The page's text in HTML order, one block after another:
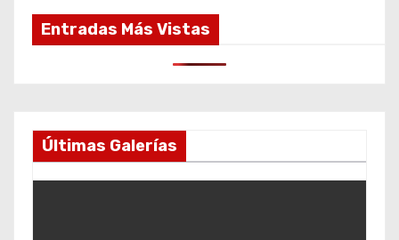
Entradas Más Vistas
Últimas Galerías